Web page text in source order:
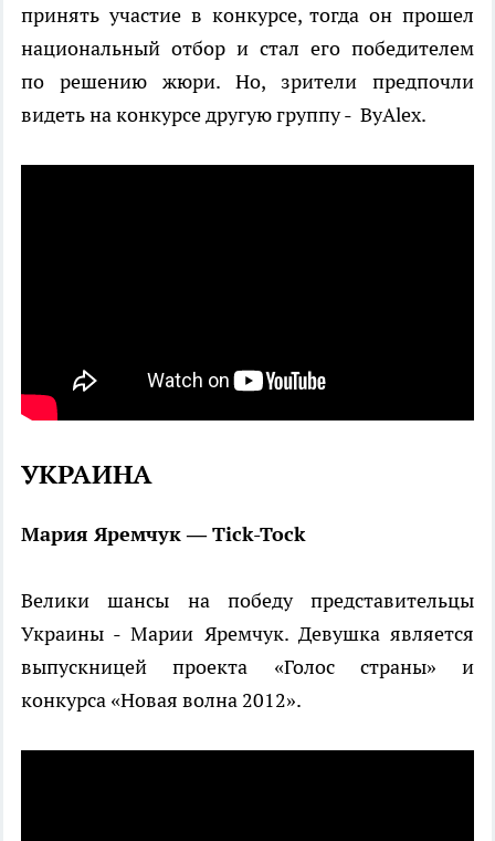
принять участие в конкурсе, тогда он прошел
национальный отбор и стал его победителем
по решению жюри. Но, зрители предпочли
видеть на конкурсе другую группу - ByAlex.
УКРАИНА
Мария Яремчук — Tick-Tock
Велики шансы на победу представительцы
Украины - Марии Яремчук. Девушка является
выпускницей проекта «Голос страны» и
конкурса «Новая волна 2012».